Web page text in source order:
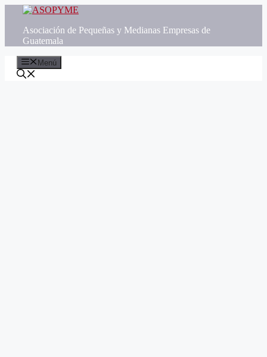
Saltar
contenido
Asociación de Pequeñas y Medianas Empresas de
Guatemala
Menú